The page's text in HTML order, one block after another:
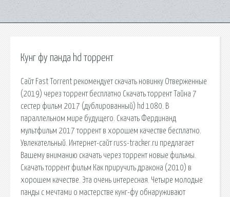
Кунг фу панда hd торрент
Сайт Fast Torrent рекомендует скачать новинку Отверженные
(2019) через торрент бесплатно Скачать торрент Тайна 7
сестер фильм 2017 (дублированный) hd 1080. В
параллельном мире будущего. Скачать Фердинанд
мультфильм 2017 торрент в хорошем качестве бесплатно.
Увлекательный. Интернет-сайт russ-tracker.ru предлагает
Вашему вниманию скачать через торрент новые фильмы.
Скачать торрент фильм Как приручить дракона (2010) в
хорошем качестве. Эта очень интересная. Четыре молодые
панды с мечтами о мастерстве кунг-фу обнаруживают